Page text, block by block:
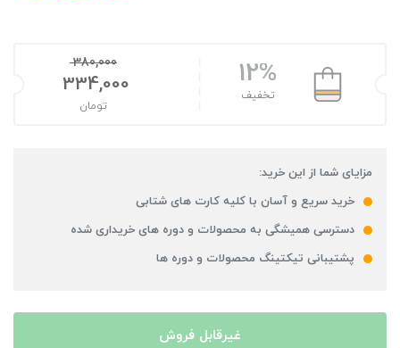
12%
تخفیف
380,000
334,000
تومان
مزایای شما از این خرید:
خرید سریع و آسان با کلیه کارت های شتابی
دسترسی همیشگی به محصولات و دوره های خریداری شده
پشتیبانی تیکتینگ محصولات و دوره ها
غیرقابل فروش